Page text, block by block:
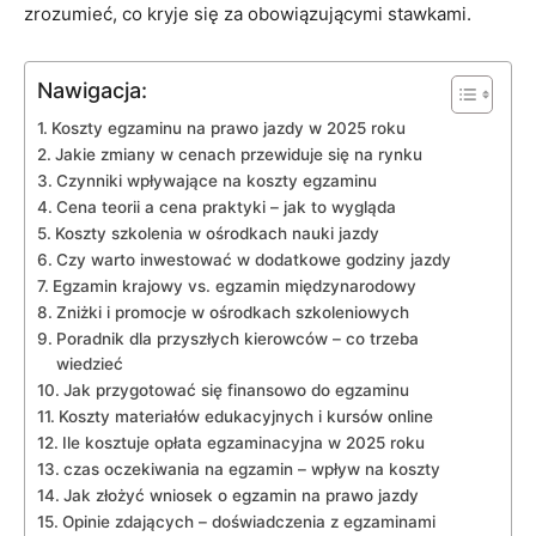
zrozumieć, co kryje się za obowiązującymi ⁣stawkami.
Nawigacja:
Koszty egzaminu na prawo jazdy w 2025 roku
Jakie zmiany w cenach przewiduje się na rynku
Czynniki‍ wpływające na koszty egzaminu
Cena teorii a cena praktyki – jak to wygląda
Koszty szkolenia w ośrodkach nauki jazdy
Czy ⁣warto inwestować w dodatkowe godziny jazdy
Egzamin krajowy vs. egzamin ⁣międzynarodowy
Zniżki i promocje​ w ośrodkach szkoleniowych
Poradnik dla przyszłych kierowców ‍– co⁤ trzeba
wiedzieć
Jak przygotować się finansowo do ⁣egzaminu
Koszty materiałów edukacyjnych ⁤i⁤ kursów online
Ile kosztuje opłata egzaminacyjna w 2025 roku
czas oczekiwania na egzamin – ‌wpływ na koszty
Jak złożyć wniosek o egzamin na prawo jazdy
Opinie zdających – ‍doświadczenia z egzaminami